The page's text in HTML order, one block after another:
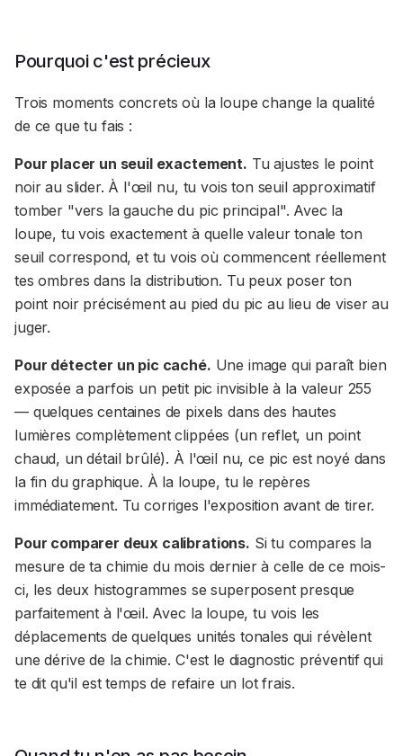
Pourquoi c'est précieux
Trois moments concrets où la loupe change la qualité
de ce que tu fais :
Pour placer un seuil exactement. Tu ajustes le point
noir au slider. À l'œil nu, tu vois ton seuil approximatif
tomber "vers la gauche du pic principal". Avec la
loupe, tu vois exactement à quelle valeur tonale ton
seuil correspond, et tu vois où commencent réellement
tes ombres dans la distribution. Tu peux poser ton
point noir précisément au pied du pic au lieu de viser au
juger.
Pour détecter un pic caché. Une image qui paraît bien
exposée a parfois un petit pic invisible à la valeur 255
— quelques centaines de pixels dans des hautes
lumières complètement clippées (un reflet, un point
chaud, un détail brûlé). À l'œil nu, ce pic est noyé dans
la fin du graphique. À la loupe, tu le repères
immédiatement. Tu corriges l'exposition avant de tirer.
Pour comparer deux calibrations. Si tu compares la
mesure de ta chimie du mois dernier à celle de ce mois-
ci, les deux histogrammes se superposent presque
parfaitement à l'œil. Avec la loupe, tu vois les
déplacements de quelques unités tonales qui révèlent
une dérive de la chimie. C'est le diagnostic préventif qui
te dit qu'il est temps de refaire un lot frais.